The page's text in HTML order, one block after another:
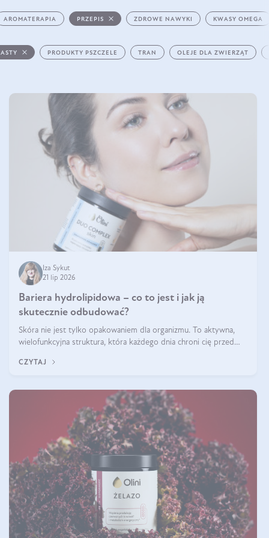
AROMATERAPIA PRZEPIS ZDROWE NAWYKI KWASY OMEGA
PRODUKTY PSZCZELE TRAN OLEJE DLA ZWIERZĄT
Iza Sykut
21 lip 2026
Bariera hydrolipidowa – co to jest i jak ją
skutecznie odbudować?
Skóra nie jest tylko opakowaniem dla organizmu. To aktywna,
wielofunkcyjna struktura, która każdego dnia chroni cię przed
środowiskowymi. Jednym z jej kluczowych elementów jest
CZYTAJ